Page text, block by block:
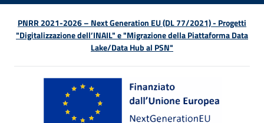
PNRR 2021-2026 – Next Generation EU (DL 77/2021) - Progetti
"Digitalizzazione dell’INAIL" e "Migrazione della Piattaforma Data
Lake/Data Hub al PSN"